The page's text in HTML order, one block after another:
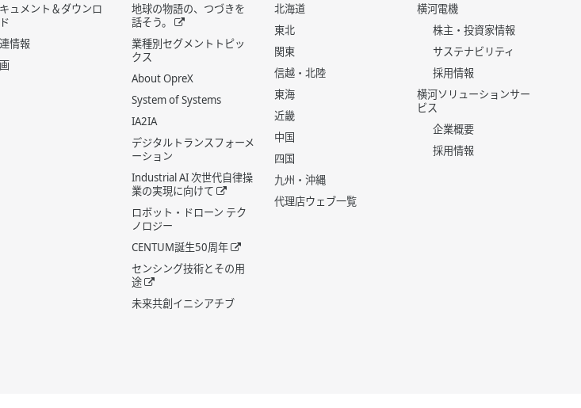
ュメント＆ダウンロ
情報
地球の物語の、つづきを
話そう。
業種別セグメントトピッ
クス
About OpreX
System of Systems
IA2IA
デジタルトランスフォーメ
ーション
Industrial AI 次世代自律操
業の実現に向けて
ロボット・ドローン テク
ノロジー
CENTUM誕生50周年
センシング技術とその用
途
未来共創イニシアチブ
北海道
東北
関東
信越・北陸
東海
近畿
中国
四国
九州・沖縄
代理店ウェブ一覧
横河電機
株主・投資家情報
サステナビリティ
採用情報
横河ソリューションサー
ビス
企業概要
採用情報